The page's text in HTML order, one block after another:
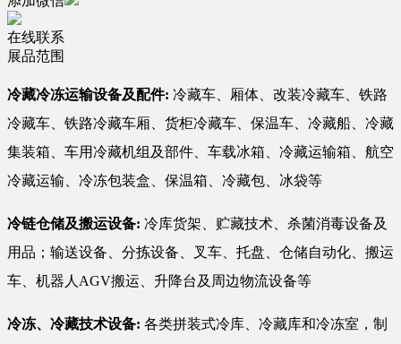
在线联系
展品范围
冷藏冷冻运输设备及配件: 冷藏车、厢体、改装冷藏车、铁路
冷藏车、铁路冷藏车厢、货柜冷藏车、保温车、冷藏船、冷藏
集装箱、车用冷藏机组及部件、车载冰箱、冷藏运输箱、航空
冷藏运输、冷冻包装盒、保温箱、冷藏包、冰袋等
冷链仓储及搬运设备: 冷库货架、贮藏技术、杀菌消毒设备及
用品；输送设备、分拣设备、叉车、托盘、仓储自动化、搬运
车、机器人AGV搬运、升降台及周边物流设备等
冷冻、冷藏技术设备: 各类拼装式冷库、冷藏库和冷冻室，制